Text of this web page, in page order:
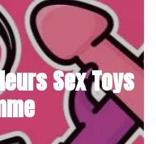
Sex Toys